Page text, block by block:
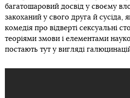
багатошаровий досвід у своєму
закоханий у свого друга й сусіда,
комедія про відверті сексуальні
теоріями змови і елементами
постають тут у вигляді галюцинацій